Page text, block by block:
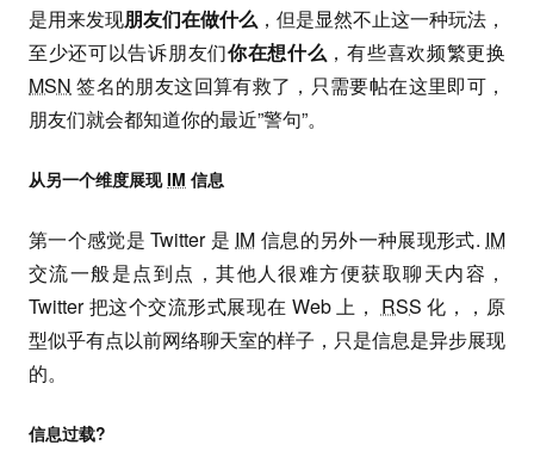
是用来发现朋友们在做什么 ，但是显然不止这一种玩法，
至少还可以告诉朋友们你在想什么 ，有些喜欢频繁更换
MSN 签名的朋友这回算有救了，只需要帖在这里即可，
朋友们就会都知道你的最近”警句”。
从另一个维度展现IM 信息
第一个感觉是 Twitter 是 IM 信息的另外一种展现形式. IM
交流一般是点到点，其他人很难方便获取聊天内容，
Twitter 把这个交流形式展现在 Web 上， RSS 化，，原
型似乎有点以前网络聊天室的样子，只是信息是异步展现
的。
信息过载?